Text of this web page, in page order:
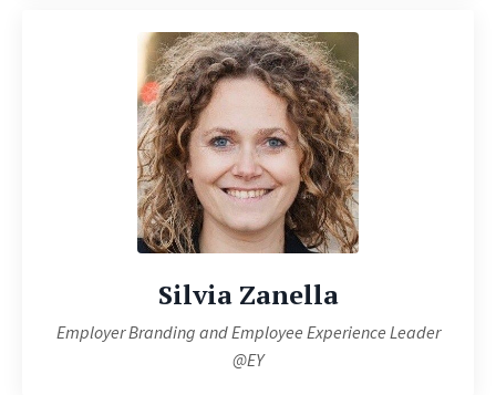
Silvia Zanella
Employer Branding and Employee Experience Leader
@EY